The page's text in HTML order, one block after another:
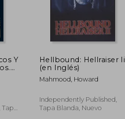
Y
Hellbound: Hellraiser Ii
(en Inglés)
Mahmood, Howard
Independently Published,
Tapa Blanda, Nuevo